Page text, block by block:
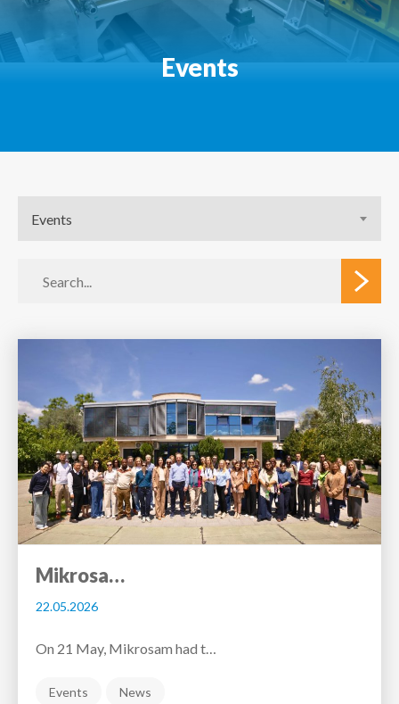
Events
Events
Mikrosa…
22.05.2026
On 21 May, Mikrosam had t…
Events News